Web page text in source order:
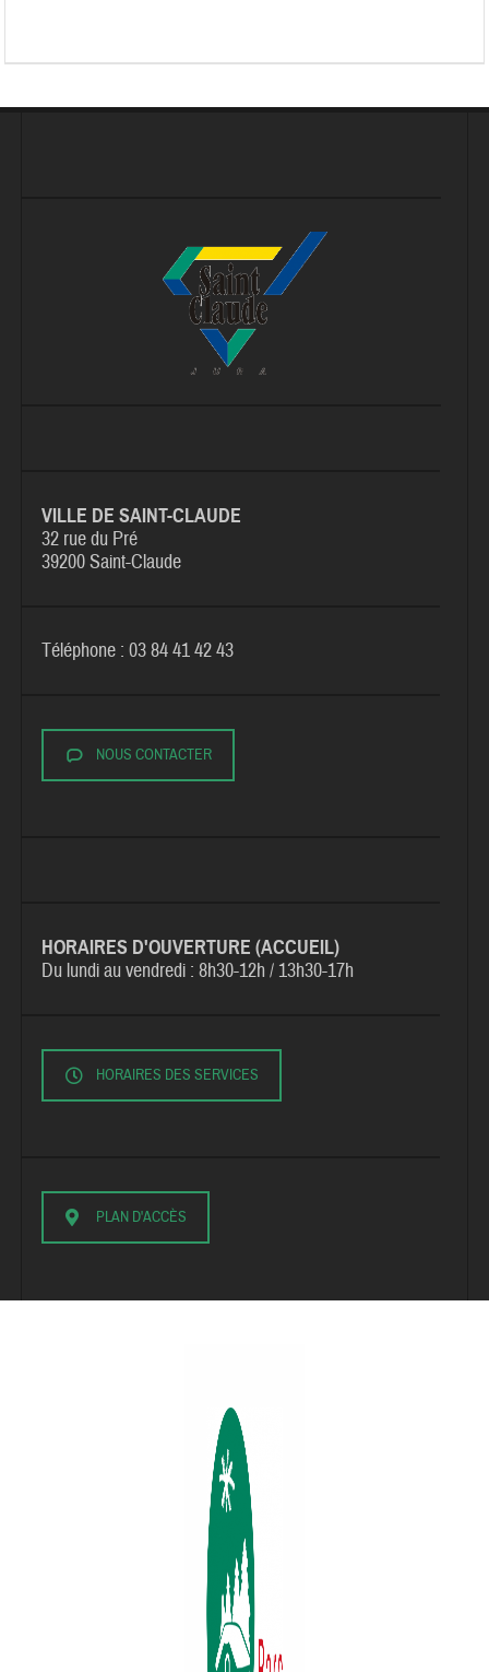
VILLE DE SAINT-CLAUDE
32 rue du Pré
39200 Saint-Claude
Téléphone : 03 84 41 42 43
NOUS CONTACTER
HORAIRES D'OUVERTURE (ACCUEIL)
Du lundi au vendredi :8h30-12h / 13h30-17h
HORAIRES DES SERVICES
PLAN D'ACCÈS